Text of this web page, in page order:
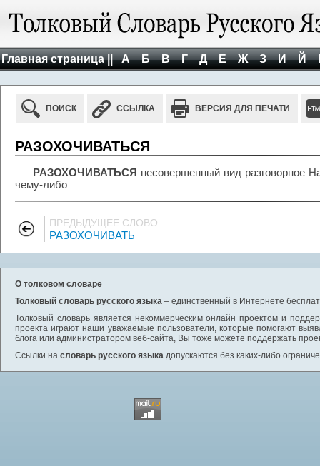
Главная страница || А Б В Г Д Е Ж З И Й
ПОИСК ССЫЛКА ВЕРСИЯ ДЛЯ ПЕЧАТИ
РАЗОХОЧИВАТЬСЯ
РАЗОХОЧИВАТЬСЯ несовершенный вид разговорное
чему-либо
ПРЕДЫДУЩЕЕ СЛОВО
РАЗОХОЧИВАТЬ
О толковом словаре
Толковый словарь русского языка – единственный в Интернете
Толковый словарь является некоммерческим онлайн проектом и
проекта играют наши уважаемые пользователи, которые помогают
блога или администратором веб-сайта, Вы тоже можете поддержать
Ссылки на словарь русского языка допускаются без каких-либо